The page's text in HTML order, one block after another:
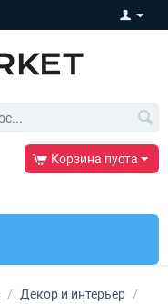
Корзина пуста
/ Декор и интерьер /